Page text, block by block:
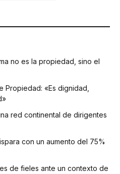
no es la propiedad, sino el
Propiedad: «Es dignidad,
red continental de dirigentes
con un aumento del 75%
de fieles ante un contexto de